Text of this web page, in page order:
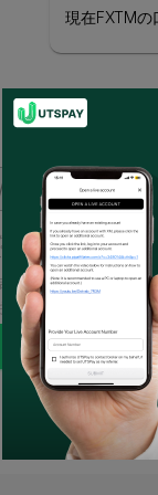
現在FXTM
たは以下に同意しま
が私の代理人と
意します。必要な条
れます。